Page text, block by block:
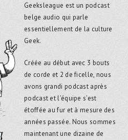
Geeksleague est un podcast
belge audio qui parle
essentiellement de la culture
Geek.
Créée au début avec 3 bouts
de corde et 2 de ficelle, nous
avons grandi podcast après
podcast et l’équipe s’est
étoffée au fur et à mesure des
années passée. Nous sommes
maintenant une dizaine de